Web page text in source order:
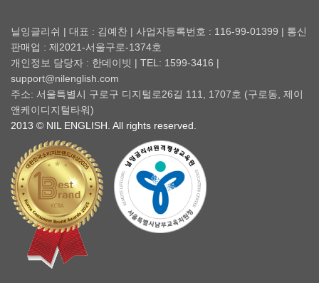
닐잉글리쉬 | 대표 : 김예찬 | 사업자등록번호 : 116-99-01399 | 통신
판매업 : 제2021-서울구로-1374호
개인정보 담당자 : 한데이빗 | TEL: 1599-3416 |
support@nilenglish.com
주소: 서울특별시 구로구 디지털로26길 111, 1707호 (구로동, 제이
앤케이디지털타워)
2013 © NIL ENGLISH. All rights reserved.